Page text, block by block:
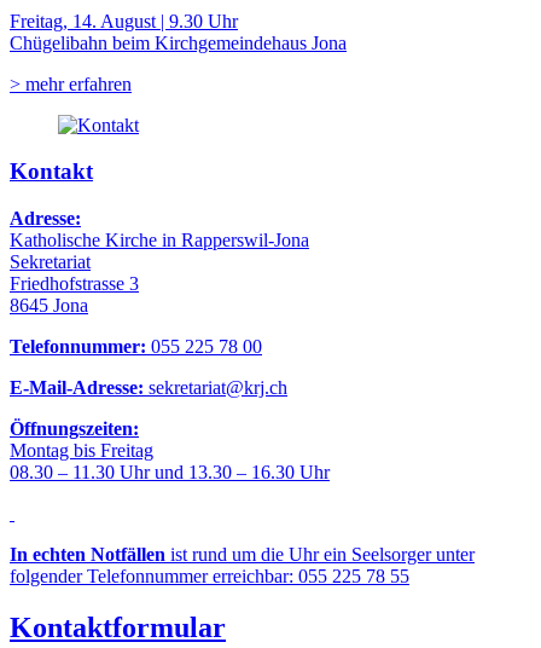
Freitag, 14. August | 9.30 Uhr
Chügelibahn beim Kirchgemeindehaus Jona
> mehr erfahren
Kontakt
Adresse:
Katholische Kirche in Rapperswil-Jona
Sekretariat
Friedhofstrasse 3
8645 Jona
Telefonnummer: 055 225 78 00
E-Mail-Adresse: sekretariat@krj.ch
Öffnungszeiten:
Montag bis Freitag
08.30 – 11.30 Uhr und 13.30 – 16.30 Uhr
In echten Notfällen ist rund um die Uhr ein Seelsorger unter
folgender Telefonnummer erreichbar: 055 225 78 55
Kontaktformular